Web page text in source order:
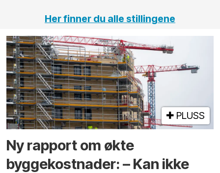
Her finner du alle stillingene
PLUSS
Ny rapport om økte
byggekostnader: – Kan ikke